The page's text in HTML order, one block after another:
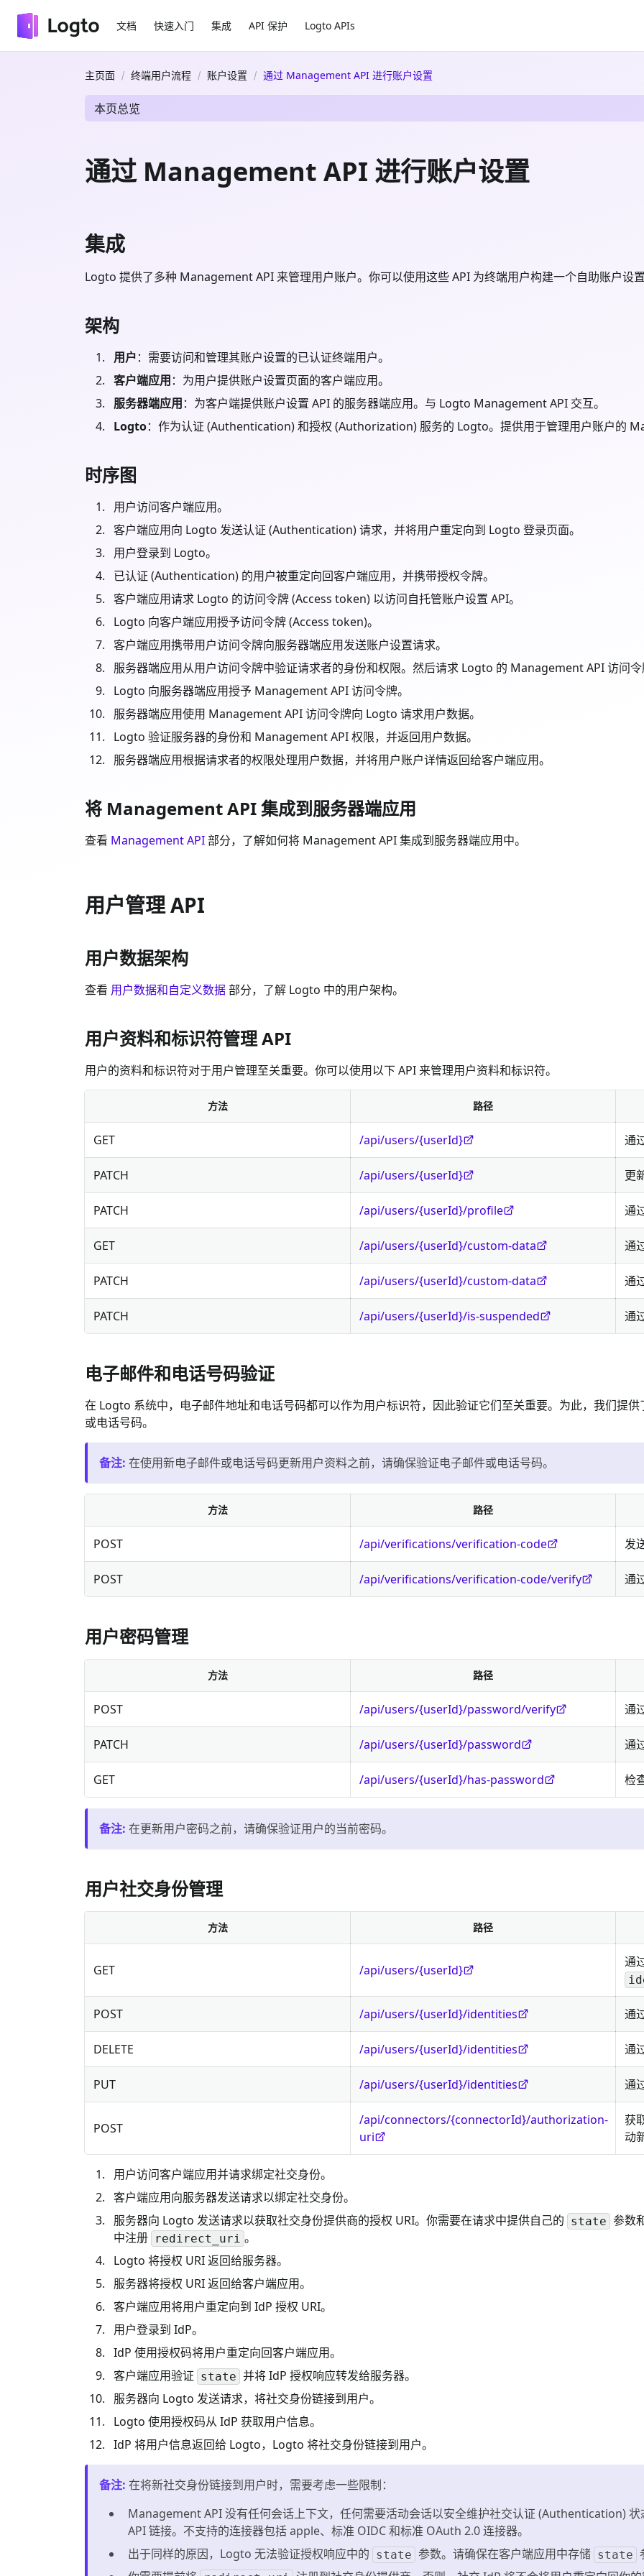
文档 快速入门 集成 API 保护 Logto APIs
主页面 终端用户流程 账户设置 通过 Management API 进行账户设置
本页总览
通过 Management API 进行账户设置
集成
Logto 提供了多种 Management API 来管理用户账户。你可以使用这些 API 为终端用户构建一个自助账户设
架构
用户：需要访问和管理其账户设置的已认证终端用户。
客户端应用：为用户提供账户设置页面的客户端应用。
服务器端应用：为客户端提供账户设置 API 的服务器端应用。与 Logto Management API 交互。
Logto：作为认证 (Authentication) 和授权 (Authorization) 服务的 Logto。提供用于管理用户账户的
时序图
用户访问客户端应用。
客户端应用向 Logto 发送认证 (Authentication) 请求，并将用户重定向到 Logto 登录页面。
用户登录到 Logto。
已认证 (Authentication) 的用户被重定向回客户端应用，并携带授权令牌。
客户端应用请求 Logto 的访问令牌 (Access token) 以访问自托管账户设置 API。
Logto 向客户端应用授予访问令牌 (Access token)。
客户端应用携带用户访问令牌向服务器端应用发送账户设置请求。
服务器端应用从用户访问令牌中验证请求者的身份和权限。然后请求 Logto 的 Management API 访问
Logto 向服务器端应用授予 Management API 访问令牌。
服务器端应用使用 Management API 访问令牌向 Logto 请求用户数据。
Logto 验证服务器的身份和 Management API 权限，并返回用户数据。
服务器端应用根据请求者的权限处理用户数据，并将用户账户详情返回给客户端应用。
将 Management API 集成到服务器端应用
查看 Management API部分，了解如何将 Management API 集成到服务器端应用中。
用户管理 API
用户数据架构
查看 用户数据和自定义数据部分，了解 Logto 中的用户架构。
用户资料和标识符管理 API
用户的资料和标识符对于用户管理至关重要。你可以使用以下 API 来管理用户资料和标识符。
方法 路径
GET /api/users/{userId} 通
PATCH /api/users/{userId} 更
PATCH /api/users/{userId}/profile 通
GET /api/users/{userId}/custom-data 通
PATCH /api/users/{userId}/custom-data 通
PATCH /api/users/{userId}/is-suspended 通
电子邮件和电话号码验证
在 Logto 系统中，电子邮件地址和电话号码都可以作为用户标识符，因此验证它们至关重要。为此，我们提
或电话号码。
备注: 在使用新电子邮件或电话号码更新用户资料之前，请确保验证电子邮件或电话号码。
方法 路径
POST /api/verifications/verification-code 发
POST /api/verifications/verification-code/verify 通
用户密码管理
方法 路径
POST /api/users/{userId}/password/verify 通
PATCH /api/users/{userId}/password 通
GET /api/users/{userId}/has-password 检
备注: 在更新用户密码之前，请确保验证用户的当前密码。
用户社交身份管理
方法 路径
GET /api/users/{userId}
通
POST /api/users/{userId}/identities 通
DELETE /api/users/{userId}/identities 通
PUT /api/users/{userId}/identities 通
POST
/api/connectors/{connectorId}/authorization-
uri
获
动
用户访问客户端应用并请求绑定社交身份。
客户端应用向服务器发送请求以绑定社交身份。
服务器向 Logto 发送请求以获取社交身份提供商的授权 URI。你需要在请求中提供自己的 state 参数
中注册 redirect_uri 。
Logto 将授权 URI 返回给服务器。
服务器将授权 URI 返回给客户端应用。
客户端应用将用户重定向到 IdP 授权 URI。
用户登录到 IdP。
IdP 使用授权码将用户重定向回客户端应用。
客户端应用验证 state 并将 IdP 授权响应转发给服务器。
服务器向 Logto 发送请求，将社交身份链接到用户。
Logto 使用授权码从 IdP 获取用户信息。
IdP 将用户信息返回给 Logto，Logto 将社交身份链接到用户。
备注: 在将新社交身份链接到用户时，需要考虑一些限制：
Management API 没有任何会话上下文，任何需要活动会话以安全维护社交认证 (Authentication)
API 链接。不支持的连接器包括 apple、标准 OIDC 和标准 OAuth 2.0 连接器。
出于同样的原因，Logto 无法验证授权响应中的 state 参数。请确保在客户端应用中存储 state